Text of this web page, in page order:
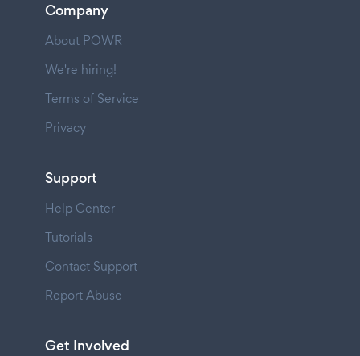
Company
About POWR
We're hiring!
Terms of Service
Privacy
Support
Help Center
Tutorials
Contact Support
Report Abuse
Get Involved